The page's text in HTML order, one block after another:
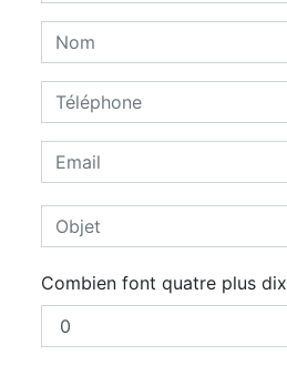
Combien font quatre plus dix